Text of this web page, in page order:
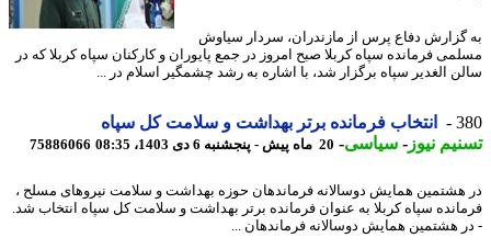
دفاع پرس از مازندران، سردار سیاوش
فرمانده سپاه کربلا صبح امروز در جمع پایوران و کارکنان سپاه کربلا که در
الغدیر سپاه برگزار شد، با اشاره به رشد چشمگیر اسلام در ...
انتخاب فرمانده برتر بهداشت و سلامت کل سپاه
نیوز-سیاسی-20 ماه پیش - پنجشنبه 6 دی 1403، 08:35 75886066
همایش دوسالانه فرماندهان حوزه بهداشت و سلامت نیروهای مسلح ،
سپاه کربلا به عنوان فرمانده برتر بهداشت و سلامت کل سپاه انتخاب شد.
هشتمین همایش دوسالانه فرماندهان ...